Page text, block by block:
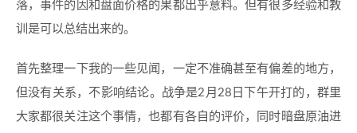
落，事件的因和盘面价格的果都出乎意料。但有很多经验和教
训是可以总结出来的。
首先整理一下我的一些见闻，一定不准确甚至有偏差的地方，
但没有关系，不影响结论。战争是2月28日下午开打的，群里
大家都很关注这个事情，也都有各自的评价，同时暗盘原油进